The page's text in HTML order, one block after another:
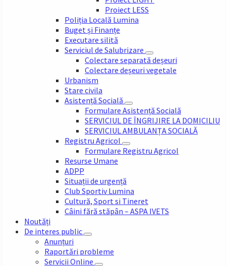
Proiect LESS
Poliția Locală Lumina
Buget și Finanțe
Executare silită
Serviciul de Salubrizare
Colectare separată deșeuri
Colectare deșeuri vegetale
Urbanism
Stare civila
Asistență Socială
Formulare Asistență Socială
SERVICIUL DE ÎNGRIJIRE LA DOMICILIU
SERVICIUL AMBULANȚA SOCIALĂ
Registru Agricol
Formulare Registru Agricol
Resurse Umane
ADPP
Situații de urgență
Club Sportiv Lumina
Cultură, Sport si Tineret
Câini fără stăpân – ASPA IVETS
Noutăți
De interes public
Anunțuri
Raportări probleme
Servicii Online